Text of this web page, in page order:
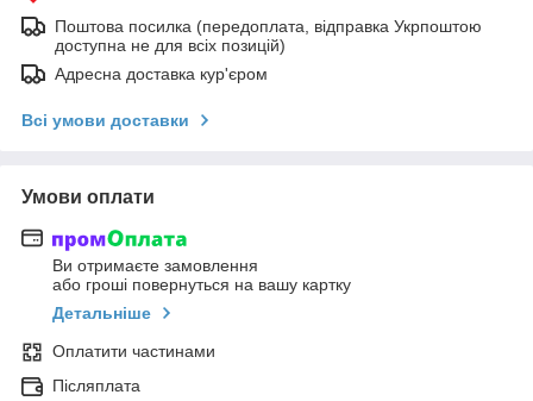
Поштова посилка (передоплата, відправка Укрпоштою
доступна не для всіх позицій)
Адресна доставка кур'єром
Всі умови доставки
Умови оплати
Ви отримаєте замовлення
або гроші повернуться на вашу картку
Детальніше
Оплатити частинами
Післяплата